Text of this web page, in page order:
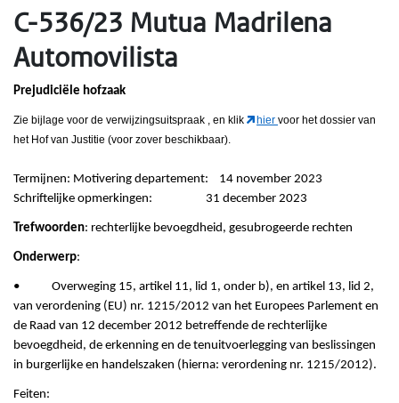
C-536/23 Mutua Madrilena
Automovilista
Prejudiciële hofzaak
Zie bijlage voor de verwijzingsuitspraak , en klik hier voor het dossier van
het Hof van Justitie (voor zover beschikbaar).
Termijnen: Motivering departement: 14 november 2023
Schriftelijke opmerkingen: 31 december 2023
Trefwoorden: rechterlijke bevoegdheid, gesubrogeerde rechten
Onderwerp:
• Overweging 15, artikel 11, lid 1, onder b), en artikel 13, lid 2,
van verordening (EU) nr. 1215/2012 van het Europees Parlement en
de Raad van 12 december 2012 betreffende de rechterlijke
bevoegdheid, de erkenning en de tenuitvoerlegging van beslissingen
in burgerlijke en handelszaken (hierna: verordening nr. 1215/2012).
Feiten: